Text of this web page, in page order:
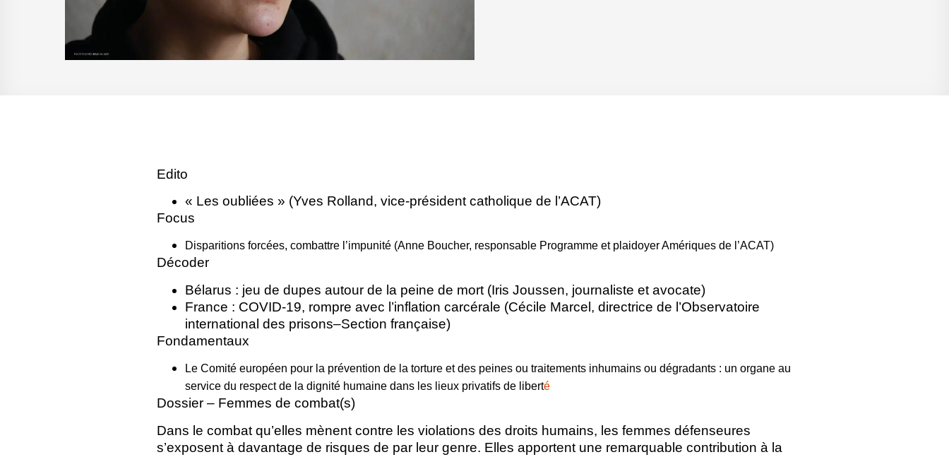
Edito
« Les oubliées » (Yves Rolland, vice-président catholique de l’ACAT)
Focus
Disparitions forcées, combattre l’impunité (Anne Boucher, responsable Programme et plaidoyer Amériques de l’ACAT)
Décoder
Bélarus : jeu de dupes autour de la peine de mort (Iris Joussen, journaliste et avocate)
France : COVID-19, rompre avec l’inflation carcérale (Cécile Marcel, directrice de l’Observatoire
international des prisons–Section française)
Fondamentaux
Le Comité européen pour la prévention de la torture et des peines ou traitements inhumains ou dégradants : un organe au
service du respect de la dignité humaine dans les lieux privatifs de liberté
Dossier – Femmes de combat(s)
Dans le combat qu’elles mènent contre les violations des droits humains, les femmes défenseures
s’exposent à davantage de risques de par leur genre. Elles apportent une remarquable contribution à la